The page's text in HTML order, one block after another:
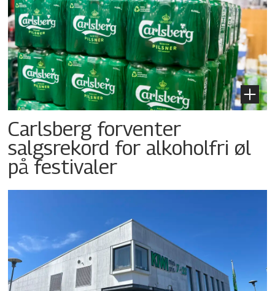
Carlsberg forventer
salgsrekord for alkoholfri øl
på festivaler